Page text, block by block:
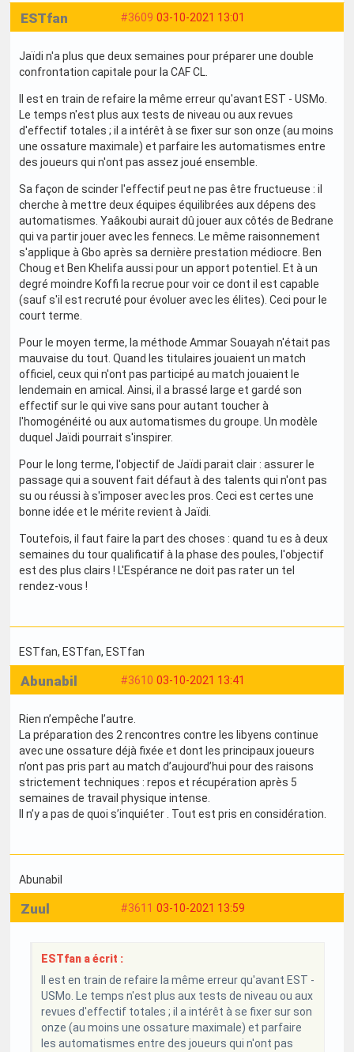
#3609 03-10-2021 13:01
ESTfan
Jaïdi n'a plus que deux semaines pour préparer une double
confrontation capitale pour la CAF CL.
Il est en train de refaire la même erreur qu'avant EST - USMo.
Le temps n'est plus aux tests de niveau ou aux revues
d'effectif totales ; il a intérêt à se fixer sur son onze (au moins
une ossature maximale) et parfaire les automatismes entre
des joueurs qui n'ont pas assez joué ensemble.
Sa façon de scinder l'effectif peut ne pas être fructueuse : il
cherche à mettre deux équipes équilibrées aux dépens des
automatismes. Yaâkoubi aurait dû jouer aux côtés de Bedrane
qui va partir jouer avec les fennecs. Le même raisonnement
s'applique à Gbo après sa dernière prestation médiocre. Ben
Choug et Ben Khelifa aussi pour un apport potentiel. Et à un
degré moindre Koffi la recrue pour voir ce dont il est capable
(sauf s'il est recruté pour évoluer avec les élites). Ceci pour le
court terme.
Pour le moyen terme, la méthode Ammar Souayah n'était pas
mauvaise du tout. Quand les titulaires jouaient un match
officiel, ceux qui n'ont pas participé au match jouaient le
lendemain en amical. Ainsi, il a brassé large et gardé son
effectif sur le qui vive sans pour autant toucher à
l'homogénéité ou aux automatismes du groupe. Un modèle
duquel Jaïdi pourrait s'inspirer.
Pour le long terme, l'objectif de Jaïdi parait clair : assurer le
passage qui a souvent fait défaut à des talents qui n'ont pas
su ou réussi à s'imposer avec les pros. Ceci est certes une
bonne idée et le mérite revient à Jaïdi.
Toutefois, il faut faire la part des choses : quand tu es à deux
semaines du tour qualificatif à la phase des poules, l'objectif
est des plus clairs ! L'Espérance ne doit pas rater un tel
rendez-vous !
ESTfan, ESTfan, ESTfan
#3610 03-10-2021 13:41
Abunabil
Rien n’empêche l’autre.
La préparation des 2 rencontres contre les libyens continue
avec une ossature déjà fixée et dont les principaux joueurs
n’ont pas pris part au match d’aujourd’hui pour des raisons
strictement techniques : repos et récupération après 5
semaines de travail physique intense.
Il n’y a pas de quoi s’inquiéter . Tout est pris en considération.
Abunabil
#3611 03-10-2021 13:59
Zuul
ESTfan a écrit :
Il est en train de refaire la même erreur qu'avant EST -
USMo. Le temps n'est plus aux tests de niveau ou aux
revues d'effectif totales ; il a intérêt à se fixer sur son
onze (au moins une ossature maximale) et parfaire
les automatismes entre des joueurs qui n'ont pas